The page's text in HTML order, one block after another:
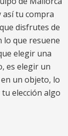
tu compra
disfrutes de
lo que resuene
elegir una
es elegir un
un objeto, lo
elección algo